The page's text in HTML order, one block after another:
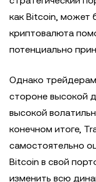
как Bitcoin, может
криптовалюта
потенциально
Однако
стороне высокой
высокой
конечном итоге,
самостоятельно
Bitcoin в свой
изменить всю